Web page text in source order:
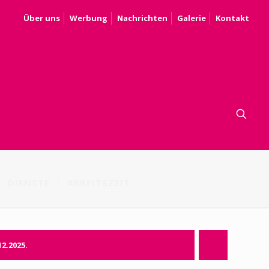
Über uns Werbung Nachrichten Galerie Kontakt